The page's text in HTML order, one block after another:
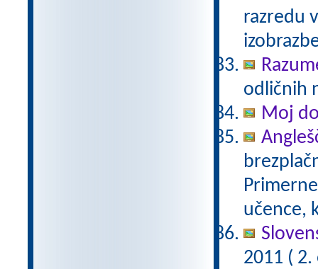
razredu
odličnih
Moj
učence,
2011 (